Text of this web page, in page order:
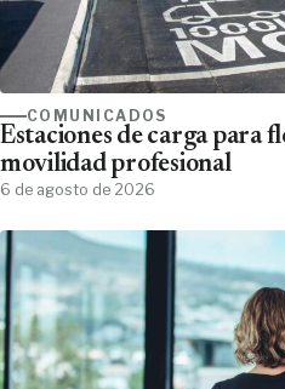
COMUNICADOS
Estaciones de carga para
movilidad profesional
6 de agosto de 2026